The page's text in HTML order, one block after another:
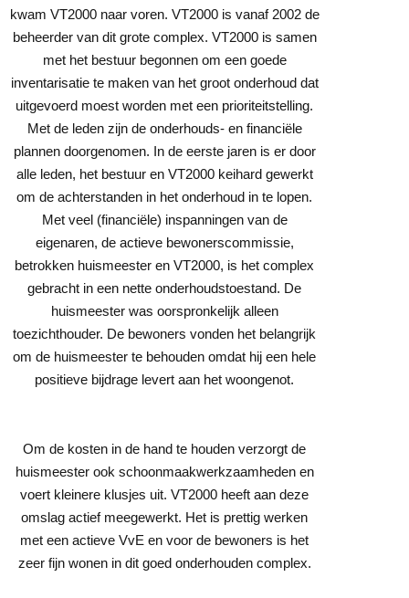
kwam VT2000 naar voren. VT2000 is vanaf 2002 de
beheerder van dit grote complex. VT2000 is samen
met het bestuur begonnen om een goede
inventarisatie te maken van het groot onderhoud dat
uitgevoerd moest worden met een prioriteitstelling.
Met de leden zijn de onderhouds- en financiële
plannen doorgenomen. In de eerste jaren is er door
alle leden, het bestuur en VT2000 keihard gewerkt
om de achterstanden in het onderhoud in te lopen.
Met veel (financiële) inspanningen van de
eigenaren, de actieve bewonerscommissie,
betrokken huismeester en VT2000, is het complex
gebracht in een nette onderhoudstoestand. De
huismeester was oorspronkelijk alleen
toezichthouder. De bewoners vonden het belangrijk
om de huismeester te behouden omdat hij een hele
positieve bijdrage levert aan het woongenot.
Om de kosten in de hand te houden verzorgt de
huismeester ook schoonmaakwerkzaamheden en
voert kleinere klusjes uit. VT2000 heeft aan deze
omslag actief meegewerkt. Het is prettig werken
met een actieve VvE en voor de bewoners is het
zeer fijn wonen in dit goed onderhouden complex.